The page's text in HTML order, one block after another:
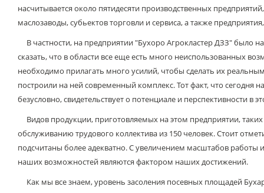
насчитывается около пятидесяти производственных
маслозаводы, субьектов торговли и сервиса, а также
В частности, на предприятии "Бухоро Агрокластер ДЗЗ" было
сказать, что в области все еще есть много неиспользованных
необходимо прилагать много усилий, чтобы сделать их
построили на ней современный комплекс. Тот факт, что сегодня
безусловно, свидетельствует о потенциале и перспективности в
Видов продукции, приготовляемых на этом предприятии, таких
обслуживанию трудового коллектива из 150 человек. Стоит
подсчитаны более адекватно. С увеличением масштабов работы
наших возможностей являются фактором наших достижений.
Как мы все знаем, уровень засоления посевных площадей